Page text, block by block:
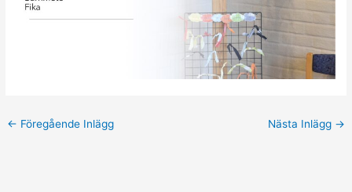
← Föregående Inlägg Nästa Inlägg →